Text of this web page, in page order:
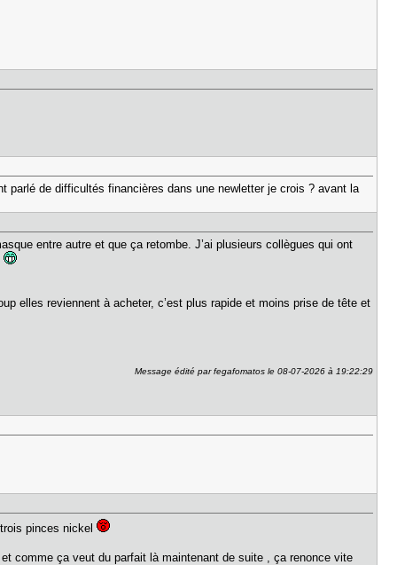
parlé de difficultés financières dans une newletter je crois ? avant la
entre autre et que ça retombe. J’ai plusieurs collègues qui ont
elles reviennent à acheter, c’est plus rapide et moins prise de tête et
Message édité par fegafomatos le 08-07-2026 à 19:22:29
trois pinces nickel
comme ça veut du parfait là maintenant de suite , ça renonce vite